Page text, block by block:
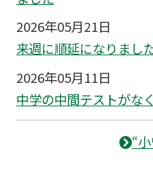
2026年05月21日
来週に順延になりまし
2026年05月11日
中学の中間テストがな
“